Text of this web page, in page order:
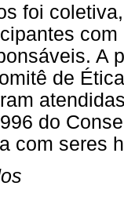
foi
A
de
do
com seres